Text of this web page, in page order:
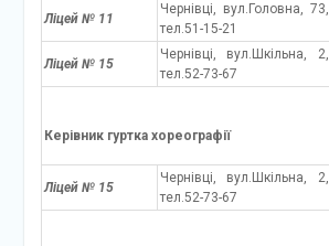
Ліцей № 11
Чернівці, вул.Головна, 73,
тел.51-15-21
Ліцей № 15
Чернівці, вул.Шкільна, 2,
тел.52-73-67
Керівник гуртка хореографії
Ліцей № 15
Чернівці, вул.Шкільна, 2,
тел.52-73-67